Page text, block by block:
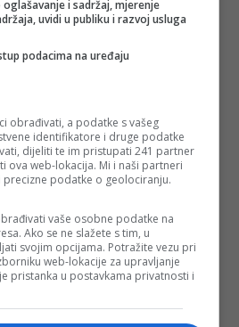
i sadržaj, mjerenje
uvidi u publiku i razvoj usluga
podacima na uređaju
obrađivati, a podatke s vašeg
identifikatore i druge podatke
dijeliti te im pristupati 241 partner
ova web-lokacija. Mi i naši partneri
podatke o geolociranju.
vaše osobne podatke na
Ako se ne slažete s tim, u
svojim opcijama. Potražite vezu pri
web-lokacije za upravljanje
pristanka u postavkama privatnosti i